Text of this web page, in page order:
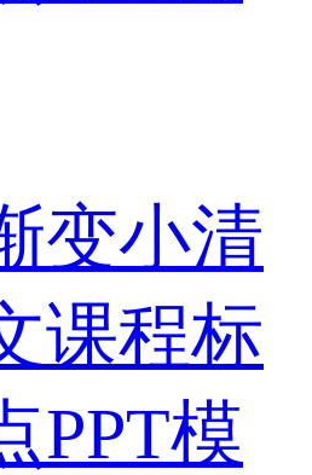
变小清
课程标
PPT模